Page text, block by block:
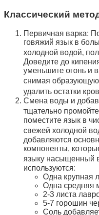
Классический
Первичная варка:
говяжий язык в
холодной водой,
Доведите до
уменьшите огонь и
снимая
удалить остатки
Смена воды и
тщательно
поместите язык в
свежей холодной
добавляются
компоненты,
языку насыщенный
используются:
Одна крупная
Одна средняя
2-3 листа
5-7 горошин
Соль